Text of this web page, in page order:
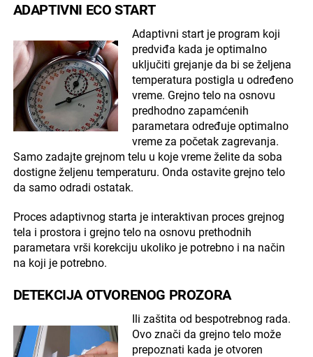
ADAPTIVNI ECO START
Adaptivni start je program koji
predviđa kada je optimalno
uključiti grejanje da bi se željena
temperatura postigla u određeno
vreme. Grejno telo na osnovu
predhodno zapamćenih
parametara određuje optimalno
vreme za početak zagrevanja.
Samo zadajte grejnom telu u koje vreme želite da soba
dostigne željenu temperaturu. Onda ostavite grejno telo
da samo odradi ostatak.
Proces adaptivnog starta je interaktivan proces grejnog
tela i prostora i grejno telo na osnovu prethodnih
parametara vrši korekciju ukoliko je potrebno i na način
na koji je potrebno.
DETEKCIJA OTVORENOG PROZORA
Ili zaštita od bespotrebnog rada.
Ovo znači da grejno telo može
prepoznati kada je otvoren